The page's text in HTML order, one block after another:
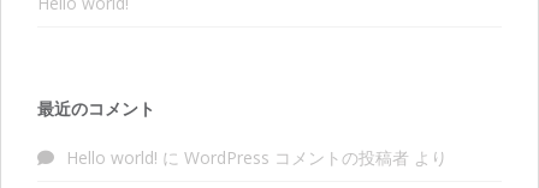
最近のコメント
Hello world! に WordPress コメントの投稿者 より